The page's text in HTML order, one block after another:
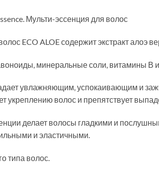
Мульти-эссенция для волос
ECO ALOE содержит экстракт алоэ
минеральные соли, витамины В
увлажняющим, успокаивающим и
укреплению волос и препятствует
делает волосы гладкими и
и эластичными.
типа волос.